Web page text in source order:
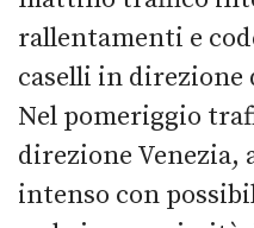
rallentamenti e
caselli in direzione
Nel pomeriggio
direzione
intenso con